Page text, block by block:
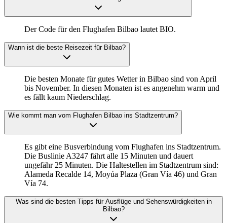
Der Code für den Flughafen Bilbao lautet BIO.
Wann ist die beste Reisezeit für Bilbao?
Die besten Monate für gutes Wetter in Bilbao sind von April
bis November. In diesen Monaten ist es angenehm warm und
es fällt kaum Niederschlag.
Wie kommt man vom Flughafen Bilbao ins Stadtzentrum?
Es gibt eine Busverbindung vom Flughafen ins Stadtzentrum.
Die Buslinie A3247 fährt alle 15 Minuten und dauert
ungefähr 25 Minuten. Die Haltestellen im Stadtzentrum sind:
Alameda Recalde 14, Moyúa Plaza (Gran Vía 46) und Gran
Vía 74.
Was sind die besten Tipps für Ausflüge und Sehenswürdigkeiten in
Bilbao?